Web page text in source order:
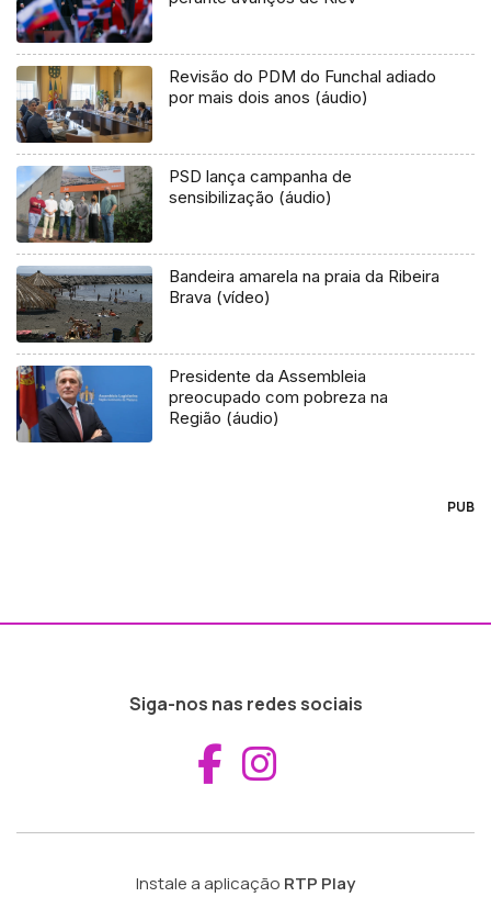
Revisão do PDM do Funchal adiado
por mais dois anos (áudio)
PSD lança campanha de
sensibilização (áudio)
Bandeira amarela na praia da Ribeira
Brava (vídeo)
Presidente da Assembleia
preocupado com pobreza na
Região (áudio)
PUB
Siga-nos nas redes sociais
Aceder ao
Instale a aplicação RTP Play